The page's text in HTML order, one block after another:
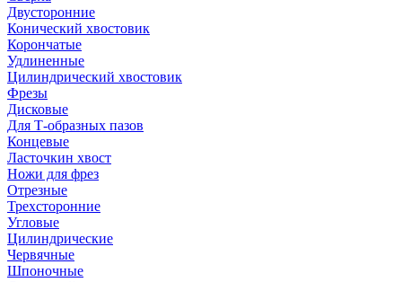
Двусторонние
Конический хвостовик
Корончатые
Удлиненные
Цилиндрический хвостовик
Фрезы
Дисковые
Для Т-образных пазов
Концевые
Ласточкин хвост
Ножи для фрез
Отрезные
Трехсторонние
Угловые
Цилиндрические
Червячные
Шпоночные